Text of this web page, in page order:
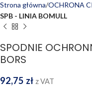
Strona główna OCHRONA
SPB - LINIA BOMULL
SPODNIE
BORS
92,75 zł z VAT